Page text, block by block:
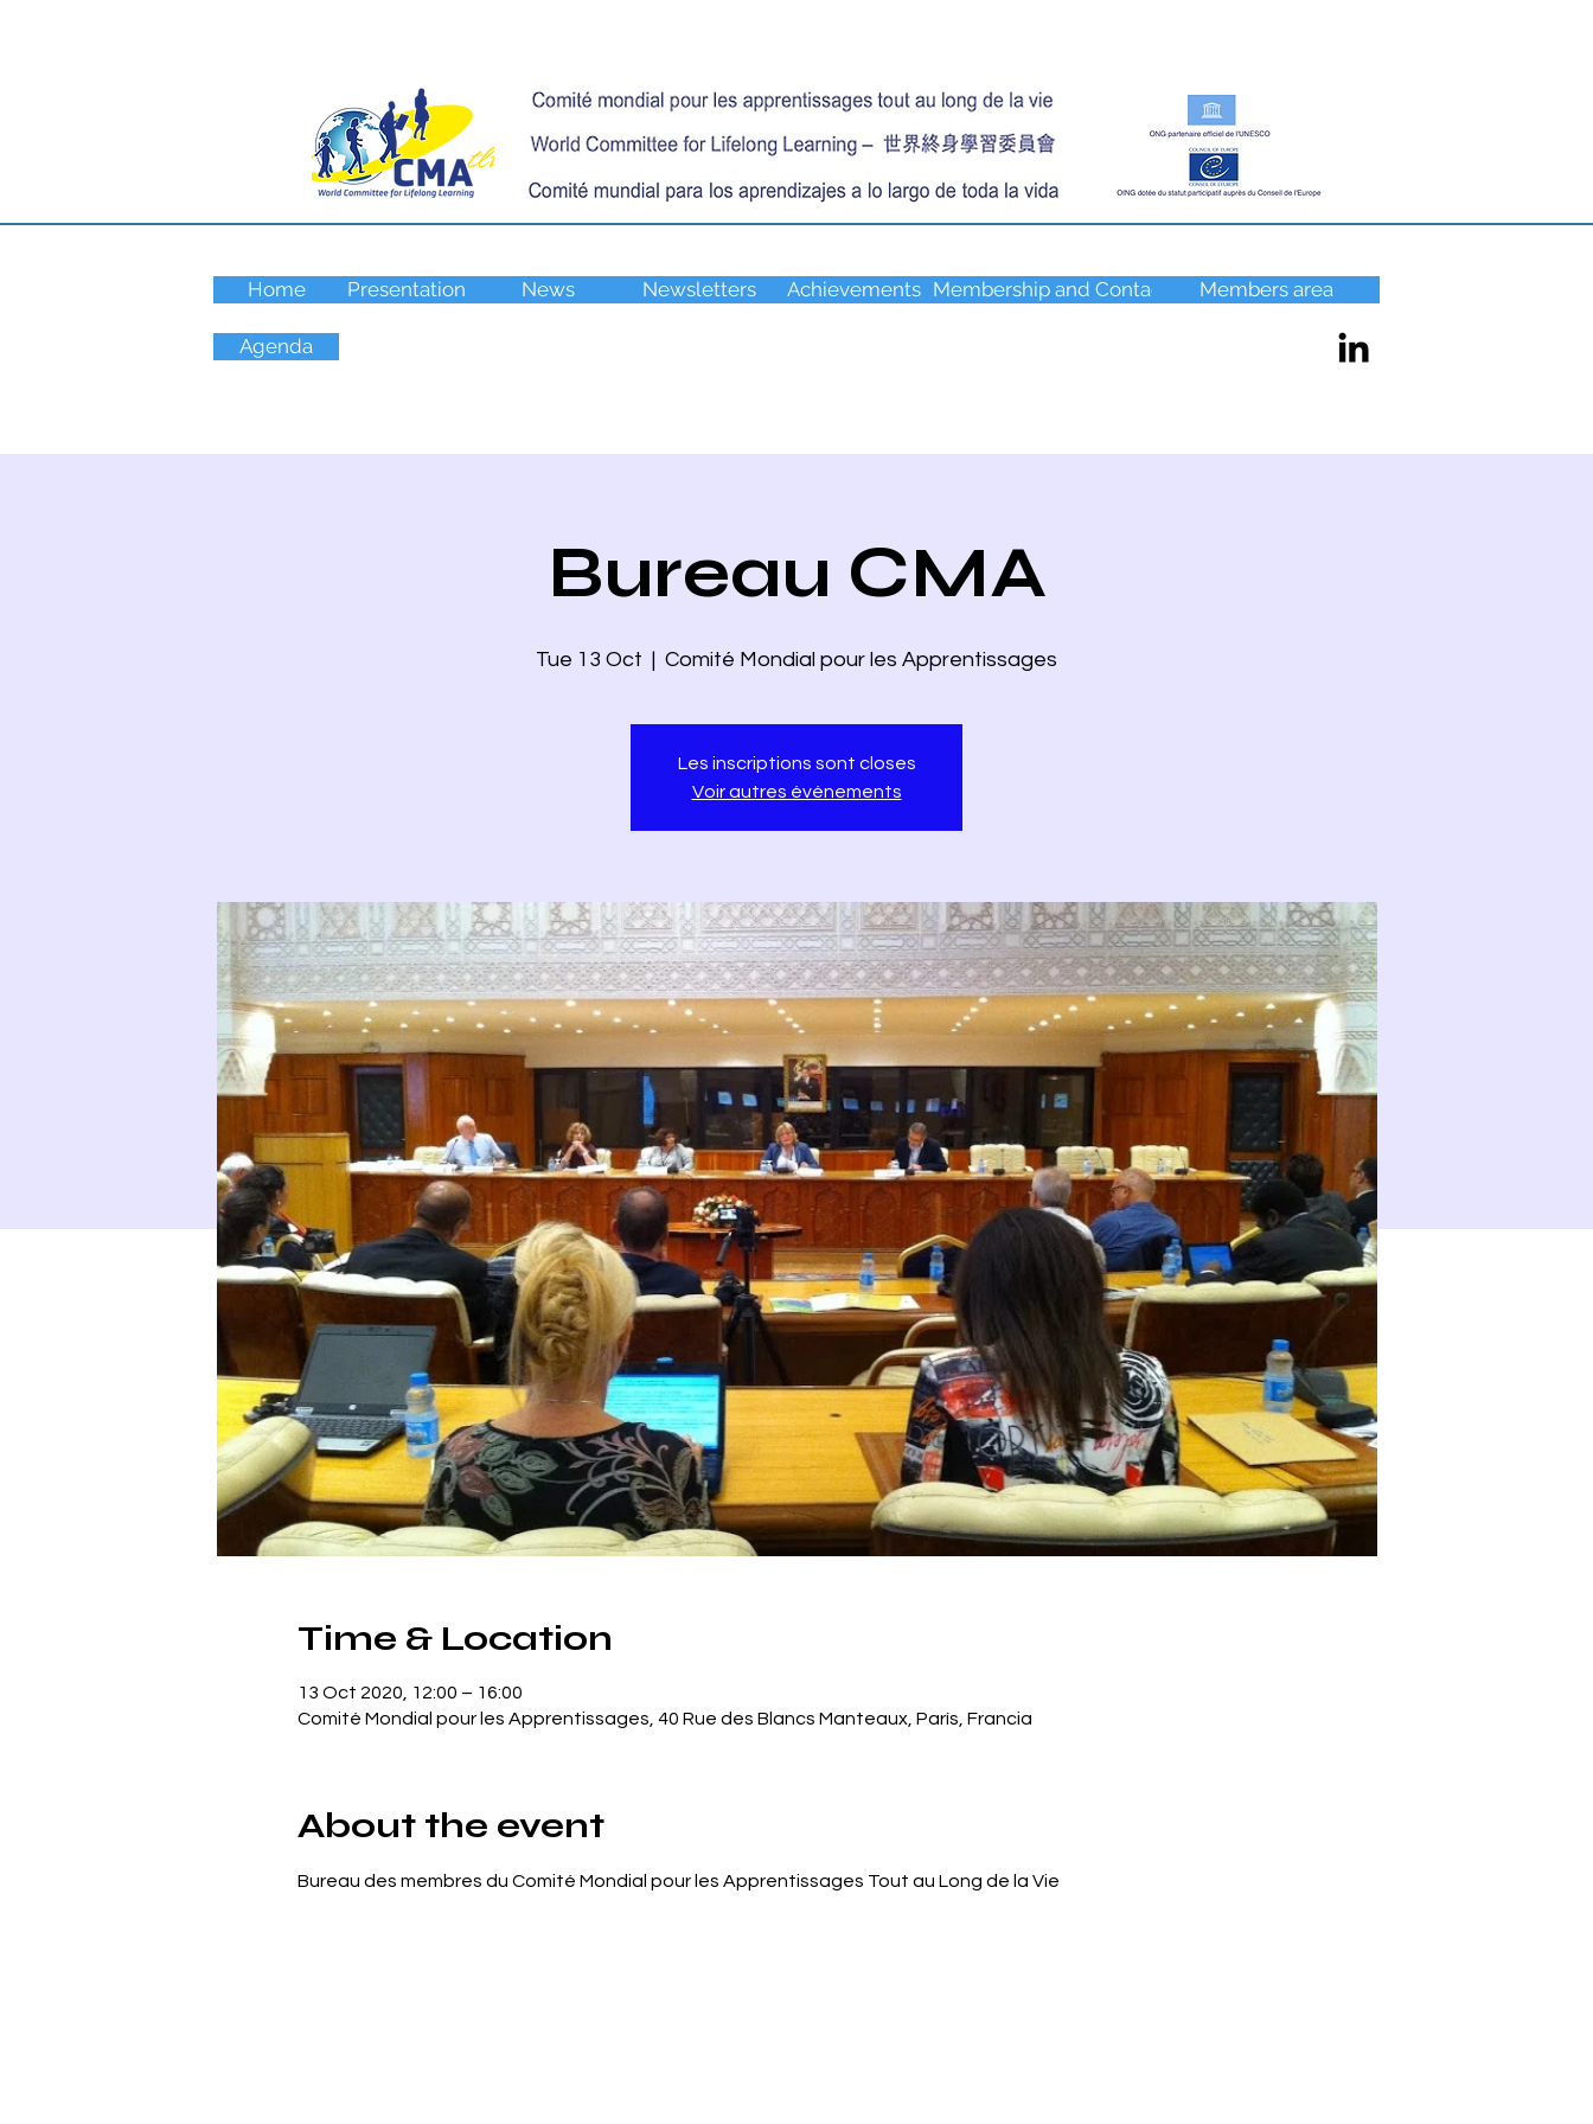
Bureau CMA
Tue 13 Oct
  |
Comité Mondial pour les Apprentissages
Les inscriptions sont closes
Voir autres événements
Time & Location
13 Oct 2020, 12:00 – 16:00
Comité Mondial pour les Apprentissages, 40 Rue des Blancs Manteaux, París, Francia
About the event
Bureau des membres du Comité Mondial pour les Apprentissages Tout au Long de la Vie
Home Presentation News Newsletters Achievements Membership and Contact Members area
Agenda